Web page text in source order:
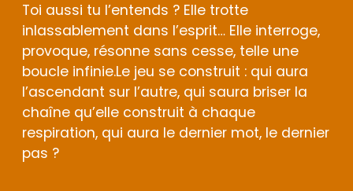
Toi aussi tu l’entends ? Elle trotte
inlassablement dans l’esprit… Elle interroge,
provoque, résonne sans cesse, telle une
boucle infinie.Le jeu se construit : qui aura
l’ascendant sur l’autre, qui saura briser la
chaîne qu’elle construit à chaque
respiration, qui aura le dernier mot, le dernier
pas ?